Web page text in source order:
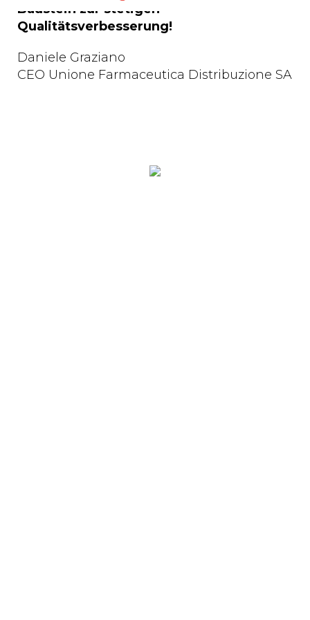
Baustein zur stetigen
Qualitätsverbesserung!
Daniele Graziano
CEO Unione Farmaceutica Distribuzione SA